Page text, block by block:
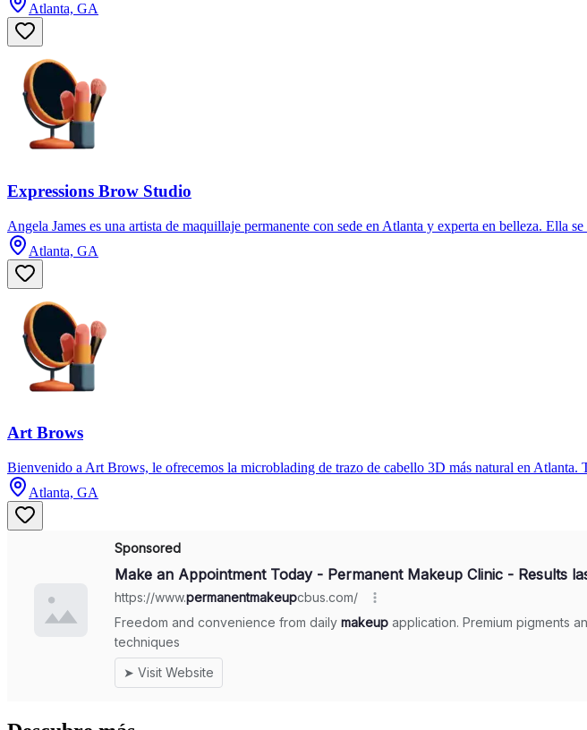
Atlanta, GA
Expressions Brow Studio
Angela James es una artista de maquillaje permanente con sede en Atlanta y experta en belleza. Ella
Atlanta, GA
Art Brows
Bienvenido a Art Brows, le ofrecemos la microblading de trazo de cabello 3D más natural en Atlanta.
Atlanta, GA